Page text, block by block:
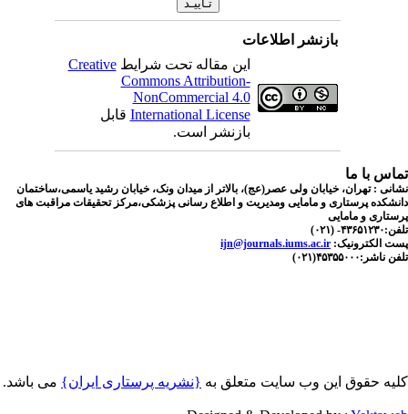
بازنشر اطلاعات
این مقاله تحت شرایطCreative
Commons Attribution-
NonCommercial 4.0
International Licenseقابل
بازنشر است.
با ما
: تهران، خیابان ولی عصر(عج)، بالاتر از میدان ونک، خیابان رشید یاسمی،ساختمان
پرستاری و مامایی ومدیریت و اطلاع رسانی پزشکی،مرکز تحقیقات مراقبت های
و مامایی
(۰۲۱)
الکترونیک:ijn@journals.iums.ac.ir
حقوق این وب سایت متعلق به{نشریه پرستاری ایران}می باشد.